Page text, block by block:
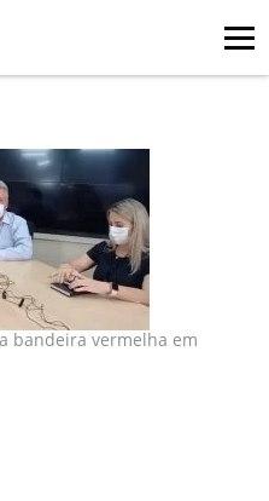
bandeira vermelha em